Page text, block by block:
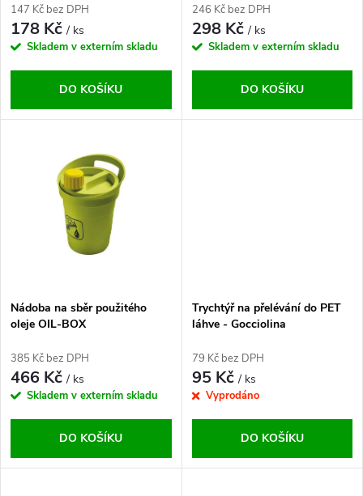
r
o
u
r
o
d
147 Kč bez DPH
178 Kč/ ks
Skladem v externím skladu
DO KOŠÍKU
246 Kč bez DPH
298 Kč/ ks
Skladem v externím skladu
DO KOŠÍKU
Nádoba na sběr použitého
oleje OIL-BOX
385 Kč bez DPH
466 Kč/ ks
Skladem v externím skladu
DO KOŠÍKU
Trychtýř na přelévání do PET
láhve - Gocciolina
79 Kč bez DPH
95 Kč/ ks
Vyprodáno
DO KOŠÍKU